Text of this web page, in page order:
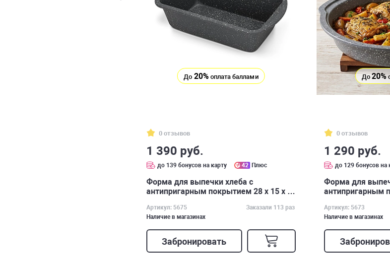
До 20% оплата баллами
0 отзывов
1 390 руб.
до 139 бонусов на карту 42 Плюс
Форма для выпечки хлеба с
антипригарным покрытием 28 x 15 x 7
Артикул: 5675
Заказали 113 раз
Наличие в магазинах
Забронировать
До20%
0 отзывов
1 290 руб.
до 129 бонусов на
Форма для
антипригарным
Артикул: 5673
Наличие в магазинах